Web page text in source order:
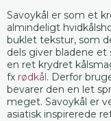
Savoykål er som et
almindeligt
buklet tekstur, som
dels giver bladene
en ret krydret
fx rødkål. Derfor
bevarer den en let
meget. Savoykål er
asiatisk inspirerede